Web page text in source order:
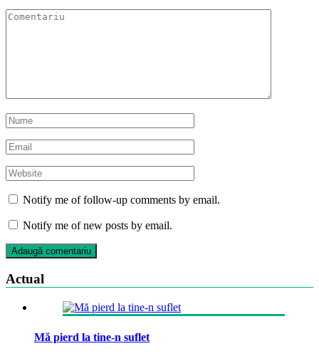
Notify me of follow-up comments by email.
Notify me of new posts by email.
Actual
Mă pierd la tine-n suflet